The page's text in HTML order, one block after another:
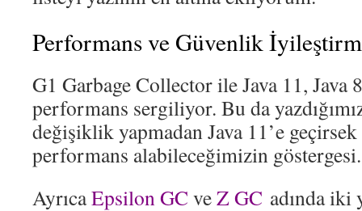
Performans ve Güvenlik
G1 Garbage Collector ile Java 11, Java
performans sergiliyor. Bu da
değişiklik yapmadan Java 11’e
performans alabileceğimizin göstergesi.
AyrıcaEpsilon GC veZ GC adında